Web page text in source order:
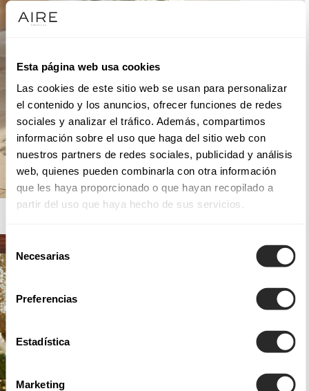
Esta página web usa cookies
Las cookies de este sitio web se usan para personalizar
el contenido y los anuncios, ofrecer funciones de redes
sociales y analizar el tráfico. Además, compartimos
información sobre el uso que haga del sitio web con
nuestros partners de redes sociales, publicidad y análisis
web, quienes pueden combinarla con otra información
que les haya proporcionado o que hayan recopilado a
partir del uso que haya hecho de sus servicios.
Selección
de
consentimiento
Necesarias
Preferencias
Estadística
Marketing
AIRE BARCELONA